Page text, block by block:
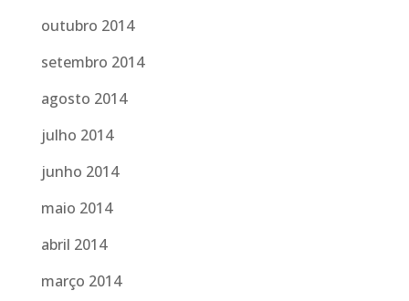
outubro 2014
setembro 2014
agosto 2014
julho 2014
junho 2014
maio 2014
abril 2014
março 2014